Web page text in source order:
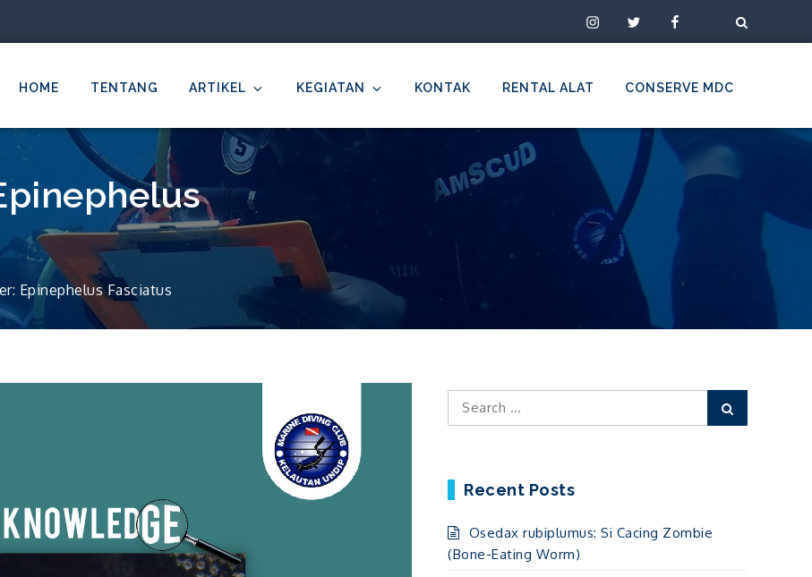
InstagramTwitterFacebookTikTok
MDC Ilmu Kelautan Undip
HOME TENTANG ARTIKEL KEGIATAN KONTAK RENTAL ALAT CONSERVE MDC
Epinephelus Fasciatus
Search
Recent Posts
Osedax rubiplumus: Si Cacing Zombie
(Bone-Eating Worm)